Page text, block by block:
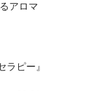
アロマ
ラピー』